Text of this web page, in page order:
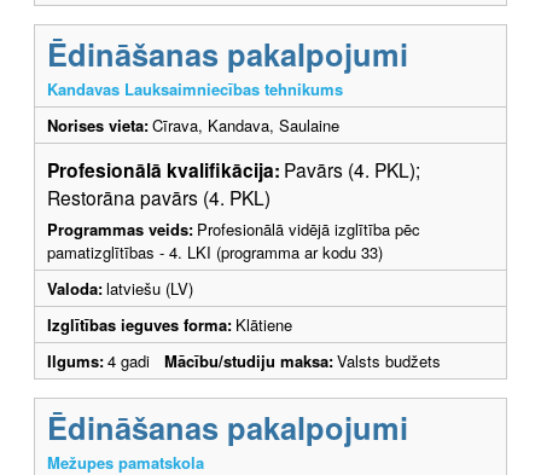
Ēdināšanas pakalpojumi
Kandavas Lauksaimniecības tehnikums
Norises vieta:Cīrava, Kandava, Saulaine
Profesionālā kvalifikācija: Pavārs (4. PKL);
Restorāna pavārs (4. PKL)
Programmas veids: Profesionālā vidējā izglītība pēc
pamatizglītības - 4. LKI (programma ar kodu 33)
Valoda:latviešu (LV)
Izglītības ieguves forma: Klātiene
Ilgums:4 gadi Mācību/studiju maksa:Valsts budžets
Ēdināšanas pakalpojumi
Mežupes pamatskola